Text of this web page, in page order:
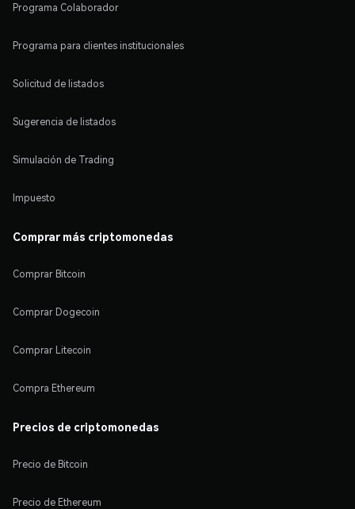
Programa Colaborador
Programa para clientes institucionales
Solicitud de listados
Sugerencia de listados
Simulación de Trading
Impuesto
Comprar más criptomonedas
Comprar Bitcoin
Comprar Dogecoin
Comprar Litecoin
Compra Ethereum
Precios de criptomonedas
Precio de Bitcoin
Precio de Ethereum